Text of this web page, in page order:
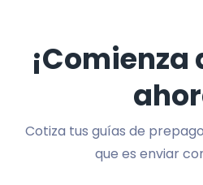
Cotiza tus guías de
que es enviar